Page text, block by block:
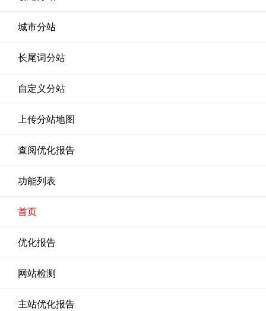
城市分站
长尾词分站
自定义分站
上传分站地图
查阅优化报告
功能列表
首页
优化报告
网站检测
主站优化报告